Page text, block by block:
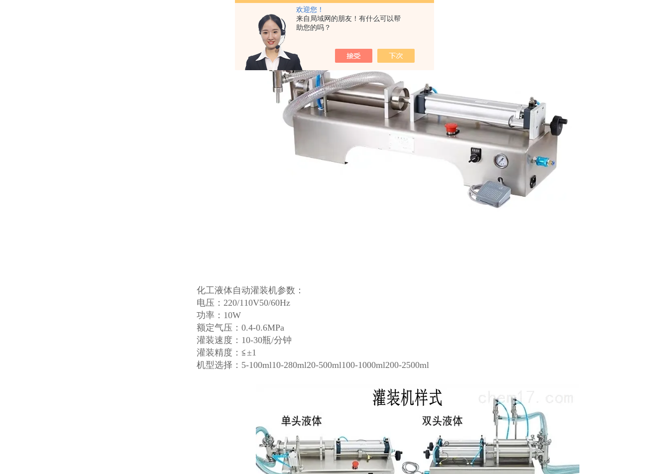
欢迎您！
来自局域网的朋友！有什么可以帮
助您的吗？
化工液体自动灌装机参数：
电压：220/110V50/60Hz
功率：10W
额定气压：0.4-0.6MPa
灌装速度：10-30瓶/分钟
灌装精度：≦±1
机型选择：5-100ml10-280ml20-500ml100-1000ml200-2500ml